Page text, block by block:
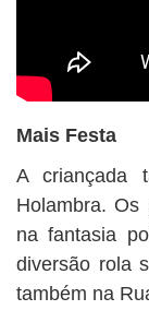
Mais Festa
A criançada
Holambra. Os
na fantasia
diversão rola
também na